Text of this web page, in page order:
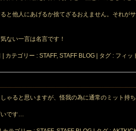
と他人にあげるか捨てざるおえません。それが
ない一言は名言です！
カテゴリー : STAFF, STAFF BLOG タグ : フィッ
ゃると思いますが、怪我の為に通常のミット持
いです…